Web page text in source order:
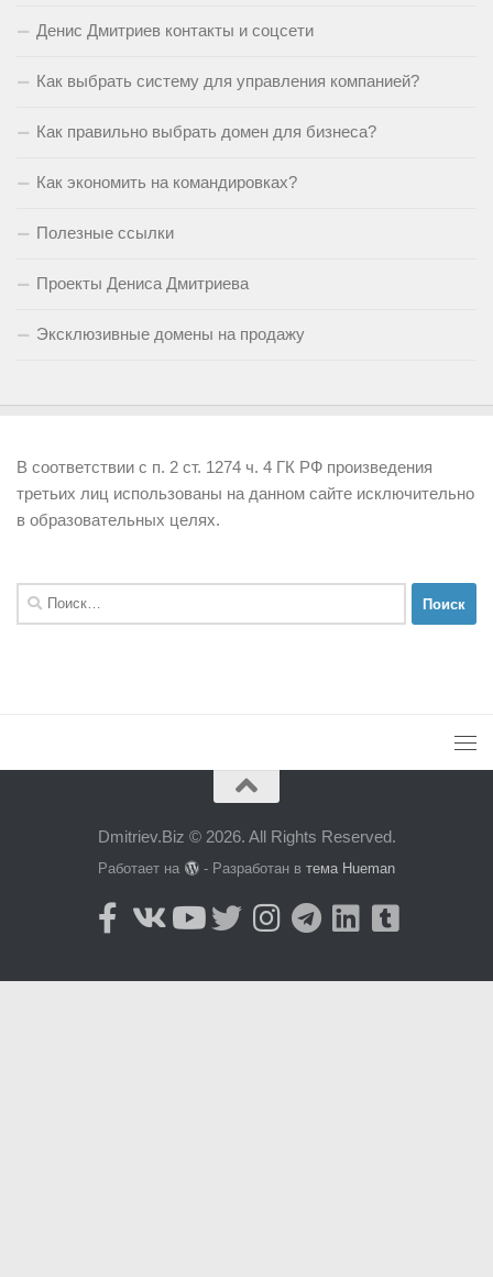
Денис Дмитриев контакты и соцсети
Как выбрать систему для управления компанией?
Как правильно выбрать домен для бизнеса?
Как экономить на командировках?
Полезные ссылки
Проекты Дениса Дмитриева
Эксклюзивные домены на продажу
В соответствии с п. 2 ст. 1274 ч. 4 ГК РФ произведения
третьих лиц использованы на данном сайте исключительно
в образовательных целях.
Найти:
Dmitriev.Biz © 2026. All Rights Reserved.
Работает на - Разработан в тема Hueman